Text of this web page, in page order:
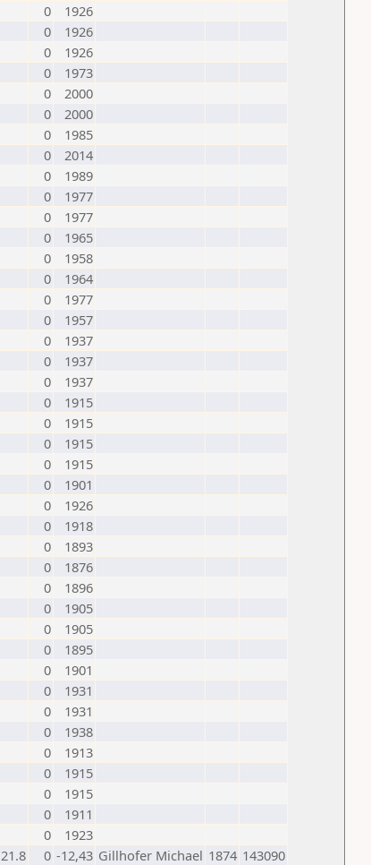
0
1926
0
1926
0
1926
0
1973
0
2000
0
2000
0
1985
0
2014
0
1989
0
1977
0
1977
0
1965
0
1958
0
1964
0
1977
0
1957
0
1937
0
1937
0
1937
0
1915
0
1915
0
1915
0
1915
0
1901
0
1926
0
1918
0
1893
0
1876
0
1896
0
1905
0
1905
0
1895
0
1901
0
1931
0
1931
0
1938
0
1913
0
1915
0
1915
0
1911
0
1923
21.8 0 -12,43 Gillhofer Michael 1874 143090